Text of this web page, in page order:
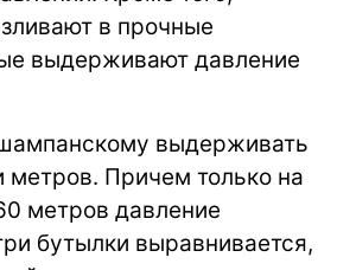
в прочные
выдерживают давление
выдерживать
метров. Причем только на
метров давление
бутылки выравнивается,